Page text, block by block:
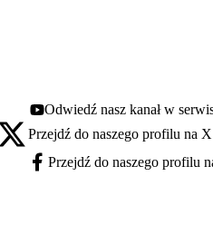
Youtube - otwiera się w nowej karcie
Odwiedź nasz kanał w
X - otwiera się w nowej karcie
Przejdź do naszego profilu na
Facebook - otwiera się w nowej karcie
Przejdź do naszego profilu